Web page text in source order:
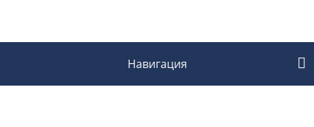
Навигация